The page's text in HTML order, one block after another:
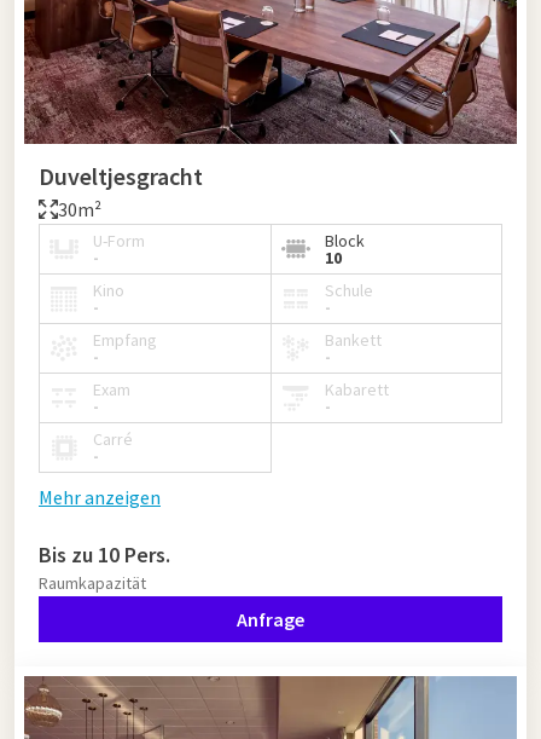
Duveltjesgracht
30m²
U-Form
-
Block
10
Kino
-
Schule
-
Empfang
-
Bankett
-
Exam
-
Kabarett
-
Carré
-
Mehr anzeigen
Bis zu 10 Pers.
Raumkapazität
Anfrage